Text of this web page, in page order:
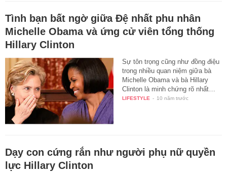
Tình bạn bất ngờ giữa Đệ nhất phu nhân
Michelle Obama và ứng cử viên tổng thống
Hillary Clinton
Sự tôn trọng cũng như đồng điệu
trong nhiều quan niệm giữa bà
Michelle Obama và bà Hillary
Clinton là minh chứng rõ nhất…
LIFESTYLE - 10 năm trước
Dạy con cứng rắn như người phụ nữ quyền
lực Hillary Clinton